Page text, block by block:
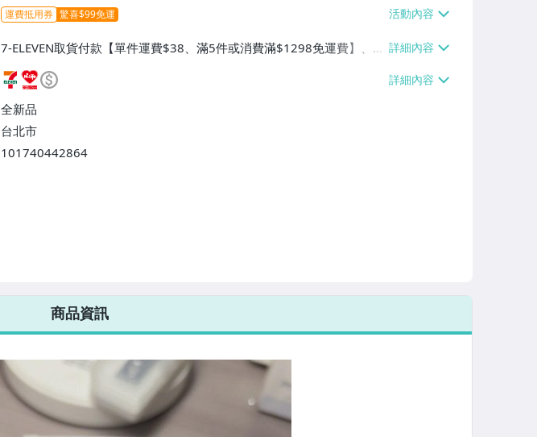
運費抵用券 驚喜$99免運
7-ELEVEN取貨付款【單件運費$38、滿5件或消費滿$1298免運費】、7-
ELEVEN取貨不付款【免運費】、萊爾富取貨付款【單件運費$60、滿5件
或消費滿$1298免運費】、宅配/貨運【單件運費$120、滿5件或消費滿
$1598免運費】
全新品
台北市
101740442864
商品資訊